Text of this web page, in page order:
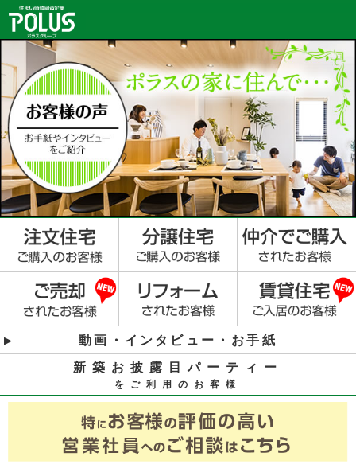
動画・インタビュー・お手紙
新築お披露目パーティー
をご利用のお客様